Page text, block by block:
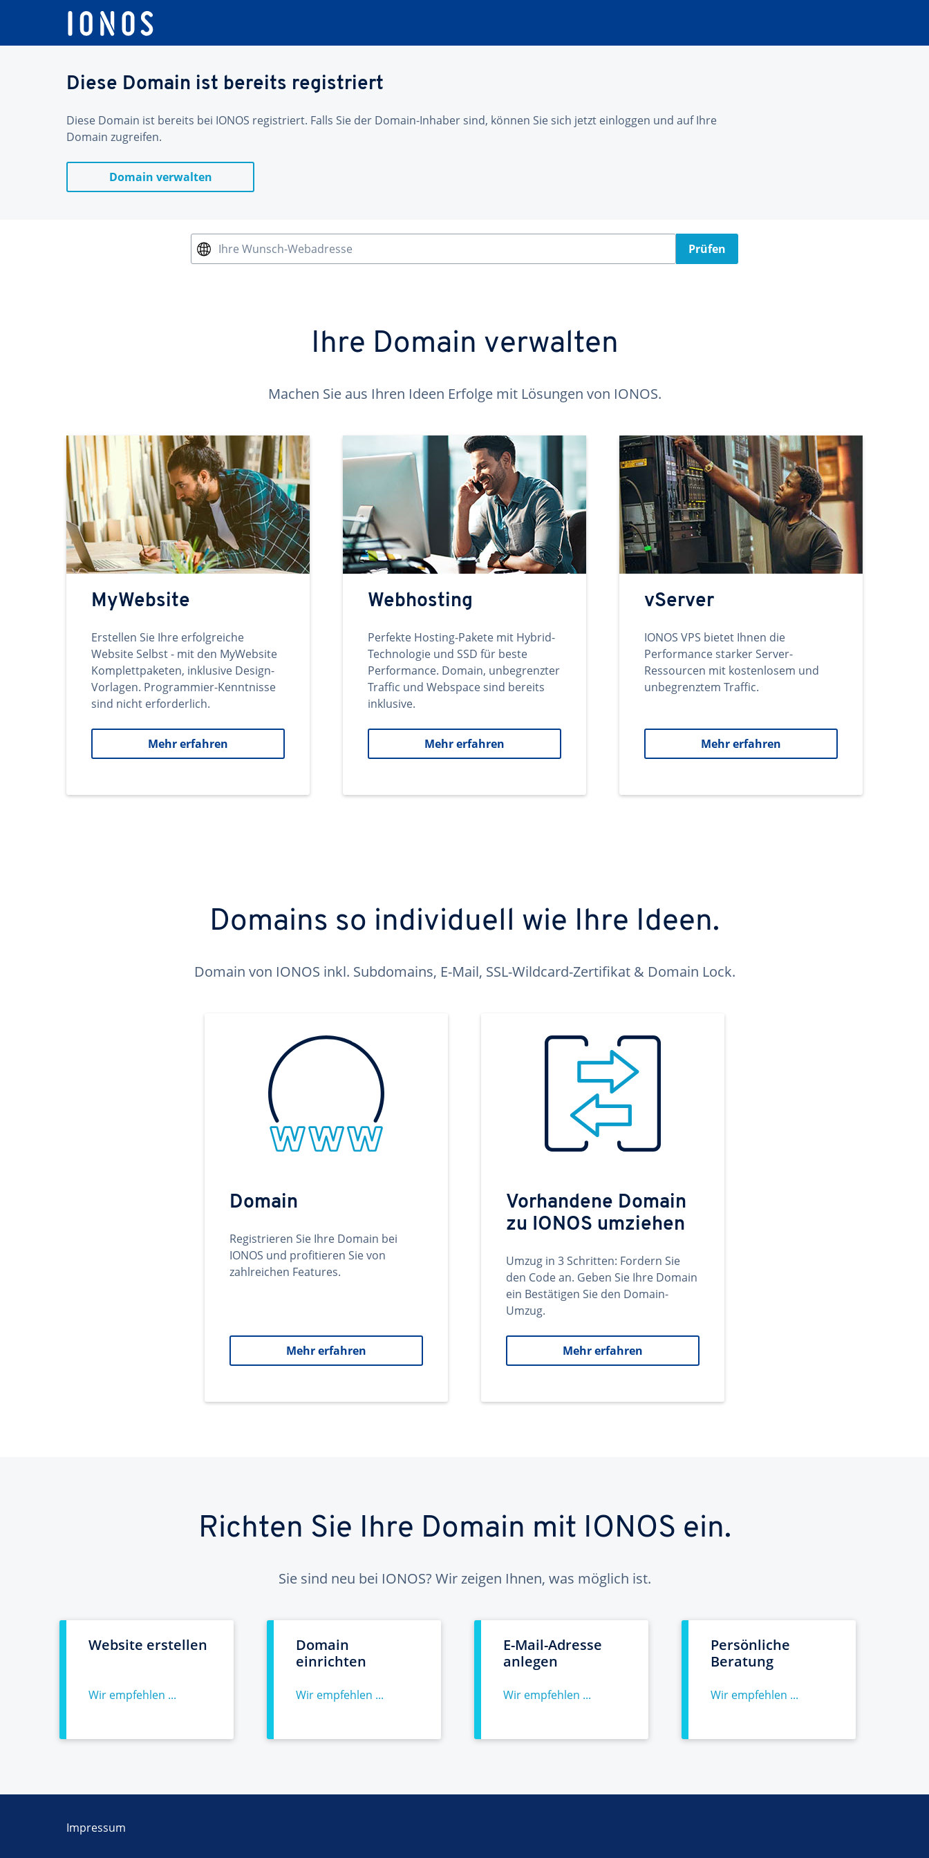
Diese Domain ist bereits registriert
Diese Domain ist bereits bei IONOS registriert. Falls Sie der Domain-Inhaber sind, können Sie sich jetzt einloggen und auf Ihre
Domain zugreifen.
Domain verwalten
Ihre Wunsch-Webadresse Prüfen
Ihre Domain verwalten
Machen Sie aus Ihren Ideen Erfolge mit Lösungen von IONOS.
MyWebsite
Erstellen Sie Ihre erfolgreiche
Website Selbst - mit den MyWebsite
Komplettpaketen, inklusive Design-
Vorlagen. Programmier-Kenntnisse
sind nicht erforderlich.
Mehr erfahren
Webhosting
Perfekte Hosting-Pakete mit Hybrid-
Technologie und SSD für beste
Performance. Domain, unbegrenzter
Traffic und Webspace sind bereits
inklusive.
Mehr erfahren
vServer
IONOS VPS bietet Ihnen die
Performance starker Server-
Ressourcen mit kostenlosem und
unbegrenztem Traffic.
Mehr erfahren
Domains so individuell wie Ihre Ideen.
Domain von IONOS inkl. Subdomains, E-Mail, SSL-Wildcard-Zertifikat & Domain Lock.
Domain
Registrieren Sie Ihre Domain bei
IONOS und profitieren Sie von
zahlreichen Features.
Mehr erfahren
Vorhandene Domain
zu IONOS umziehen
Umzug in 3 Schritten: Fordern Sie
den Code an. Geben Sie Ihre Domain
ein Bestätigen Sie den Domain-
Umzug.
Mehr erfahren
Richten Sie Ihre Domain mit IONOS ein.
Sie sind neu bei IONOS? Wir zeigen Ihnen, was möglich ist.
Website erstellen
Wir empfehlen ...
Domain
einrichten
Wir empfehlen ...
E-Mail-Adresse
anlegen
Wir empfehlen ...
Persönliche
Beratung
Wir empfehlen ...
Impressum